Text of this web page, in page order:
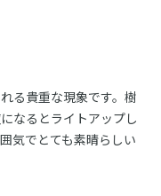
る貴重な現象です。樹
なるとライトアップし
気でとても素晴らしい